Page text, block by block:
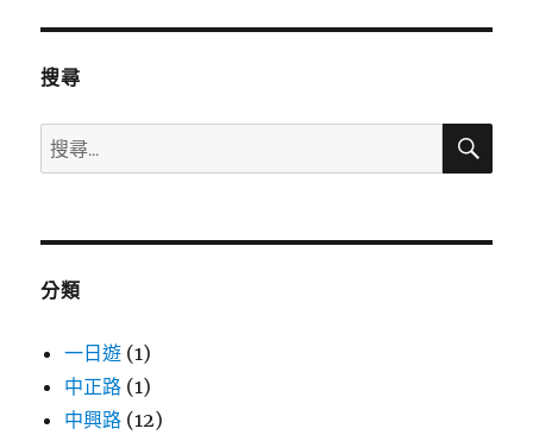
派
禁
止
人
言
社
Moltbook
深
搜尋
搜
尋
鍵
搜
分類
一日遊 (1)
中正路 (1)
中興路 (12)